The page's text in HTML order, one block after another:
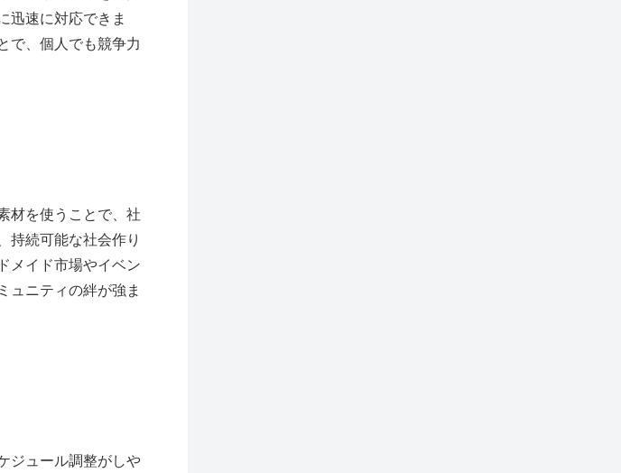
迅速に対応できま
で、個人でも競争力
材を使うことで、社
持続可能な社会作り
メイド市場やイベン
ュニティの絆が強ま
ジュール調整がしや